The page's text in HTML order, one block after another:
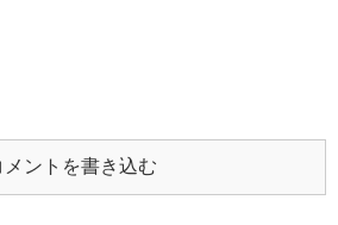
メントを書き込む